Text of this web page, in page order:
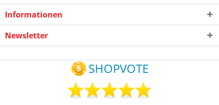
Informationen
Newsletter